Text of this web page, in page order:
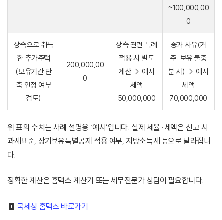
~100,000,00
0
상속으로 취득
한 추가주택
(보유기간 단
축 인정 여부
검토)
200,000,00
0
상속 관련 특례
적용 시 별도
계산 → 예시
세액
50,000,000
중과 사유(거
주·보유 불충
분 시) → 예시
세액
70,000,000
위 표의 수치는 사례 설명용 ‘예시’입니다. 실제 세율·세액은 신고 시
과세표준, 장기보유특별공제 적용 여부, 지방소득세 등으로 달라집니
다.
정확한 계산은 홈택스 계산기 또는 세무전문가 상담이 필요합니다.
🧾국세청 홈택스 바로가기